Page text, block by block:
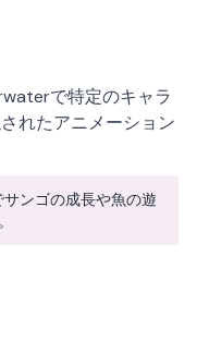
で特定のキャラ
れたアニメーション
ンゴの成長や魚の遊